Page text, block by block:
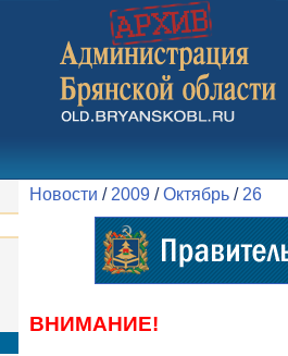
Новости / 2009 /Октябрь / 26
ВНИМАНИЕ!